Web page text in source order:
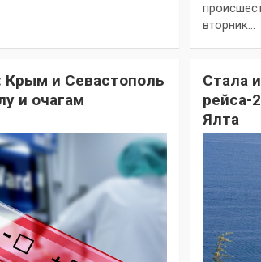
вторник…
Крым и Севастополь
и очагам
Стала
рейса-
Ялта